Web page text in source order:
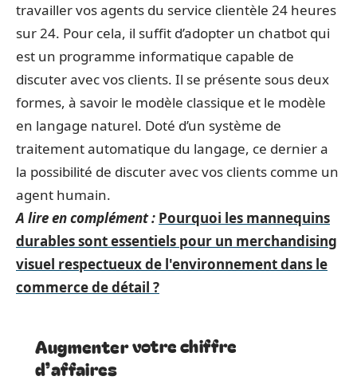
travailler vos agents du service clientèle 24 heures
sur 24. Pour cela, il suffit d’adopter un chatbot qui
est un programme informatique capable de
discuter avec vos clients. Il se présente sous deux
formes, à savoir le modèle classique et le modèle
en langage naturel. Doté d’un système de
traitement automatique du langage, ce dernier a
la possibilité de discuter avec vos clients comme un
agent humain.
A lire en complément : Pourquoi les mannequins
durables sont essentiels pour un merchandising
visuel respectueux de l'environnement dans le
commerce de détail ?
Augmenter votre chiffre
d’affaires